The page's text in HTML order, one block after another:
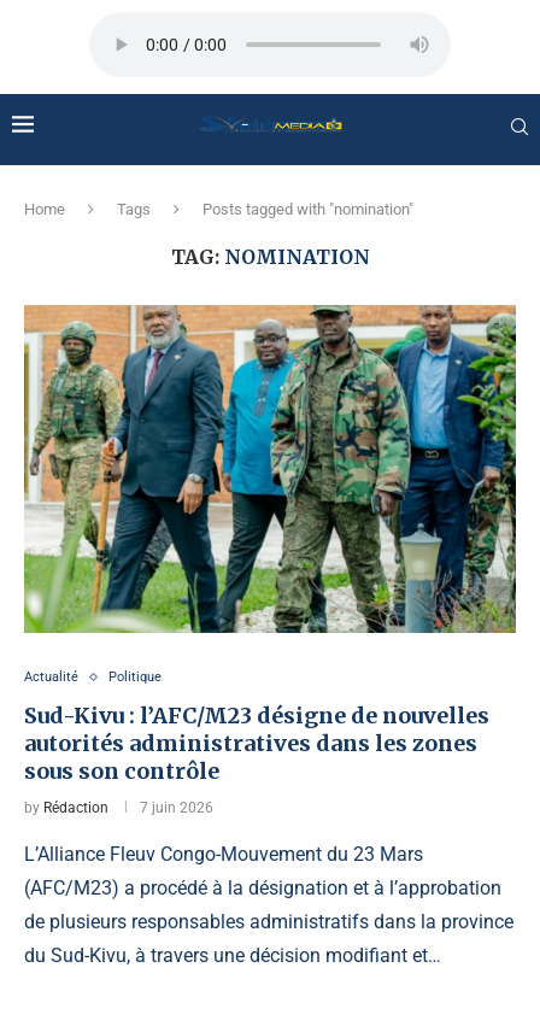
Home Tags Posts tagged with "nomination"
TAG: NOMINATION
Actualité Politique
Sud-Kivu : l’AFC/M23 désigne de nouvelles
autorités administratives dans les zones
sous son contrôle
by Rédaction 7 juin 2026
L’Alliance Fleuv Congo-Mouvement du 23 Mars
(AFC/M23) a procédé à la désignation et à l’approbation
de plusieurs responsables administratifs dans la province
du Sud-Kivu, à travers une décision modifiant et…